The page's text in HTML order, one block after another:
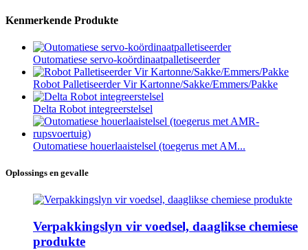
Kenmerkende Produkte
Outomatiese servo-koördinaatpalletiseerder
Robot Palletiseerder Vir Kartonne/Sakke/Emmers/Pakke
Delta Robot integreerstelsel
Outomatiese houerlaaistelsel (toegerus met AM...
Oplossings en gevalle
Verpakkingslyn vir voedsel, daaglikse chemiese
produkte